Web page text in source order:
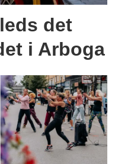
det
i Arboga